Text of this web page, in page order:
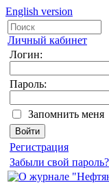
English version
Личный кабинет
Логин:
Пароль:
Запомнить меня
Регистрация
Забыли свой пароль?